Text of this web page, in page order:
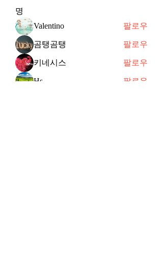
명
Valentino 팔로우
곰탱곰탱 팔로우
키네시스 팔로우
Hs 팔로우